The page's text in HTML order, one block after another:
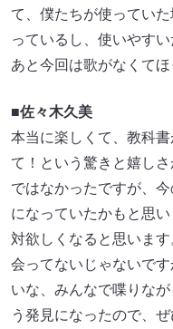
て、僕たちが使ってい
っているし、使いやす
あと今回は歌がなくてほ
■佐々木久美
本当に楽しくて、教科
て！という驚きと嬉し
ではなかったですが、
になっていたかもと思
対欲しくなると思いま
会ってないじゃないで
いな、みんなで喋りな
う発見になったので、